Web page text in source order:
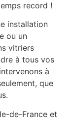
record !
installation
ou un
vitriers
à tous vos
à
que
de-France et